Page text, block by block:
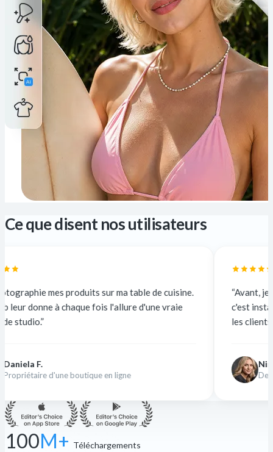
Ce que disent nos utilisateurs
sur ma table de cuisine.
fois l'allure d'une vraie
en ligne
“Avant, je sous-traitais à 5 $ la
c'est instantané et gratuit. La
les clients n'y voient que du feu.”
Designer indépendante
100M+ Téléchargements